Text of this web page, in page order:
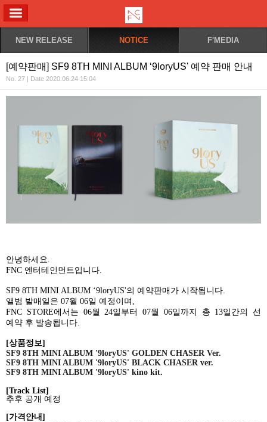
NEW RELEASE NOTICE F'MEDIA
[예약판매] SF9 8TH MINI ALBUM ‘9loryUS' 예약 판매 안내
No. 27 | Date 2020.06.24 15:04
안녕하세요.
FNC 엔터테인먼트입니다.
SF9 8TH MINI ALBUM ‘9loryUS'의 예약판매가 시작됩니다.
앨범 발매일은 07월 06일 예정이며 ,
FNC STORE에서는 06월 24일부터 07월 06일까지 총 13일간의 선
예약 후 발송됩니다.
[상품정보]
SF9 8TH MINI ALBUM '9loryUS' GOLDEN CHASER Ver.
SF9 8TH MINI ALBUM '9loryUS' BLACK CHASER ver.
SF9 8TH MINI ALBUM '9loryUS' kino kit.
[Track List]
추후 공개 예정
[가격안내 ]